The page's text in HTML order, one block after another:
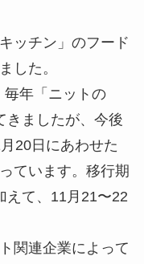
ッチン」のフード
した。
毎年「ニットの
きましたが、今後
20日にあわせた
ています。移行期
えて、11月21〜22
関連企業によって